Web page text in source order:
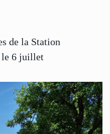
de la Station
le 6 juillet